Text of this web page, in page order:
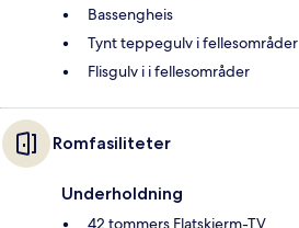
Bassengheis
Tynt teppegulv i fellesområder
Flisgulv i i fellesområder
Romfasiliteter
Underholdning
42 tommers Flatskjerm-TV